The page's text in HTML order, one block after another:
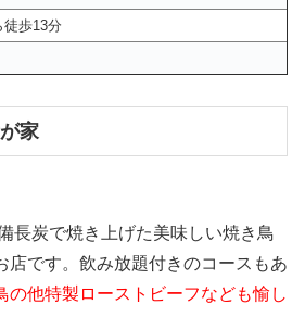
歩13分
家
長炭で焼き上げた美味しい焼き鳥
店です。飲み放題付きのコースもあ
の他特製ローストビーフなども愉し